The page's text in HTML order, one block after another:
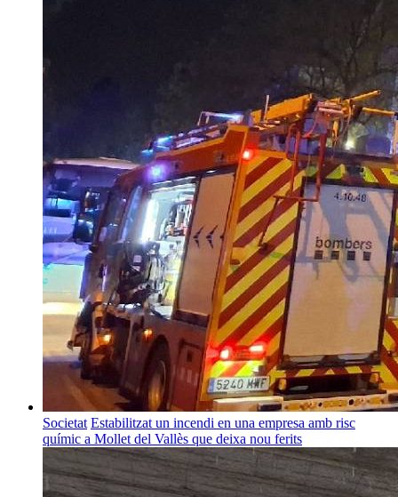
Societat Estabilitzat un incendi en una empresa amb risc
químic a Mollet del Vallès que deixa nou ferits